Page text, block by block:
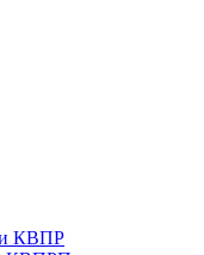
КВПР